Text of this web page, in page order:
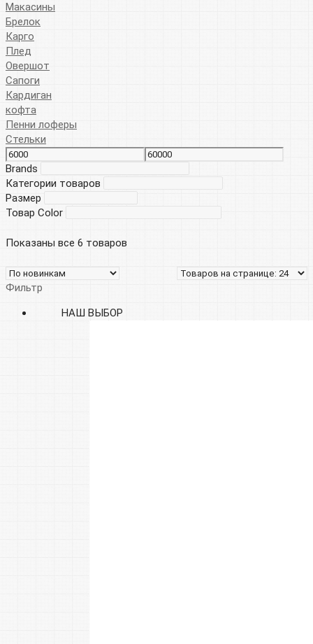
Макасины
Брелок
Карго
Плед
Овершот
Сапоги
Кардиган
кофта
Пенни лоферы
Стельки
Brands
Категории товаров
Размер
Товар Color
Показаны все 6 товаров
Фильтр
НАШ ВЫБОР